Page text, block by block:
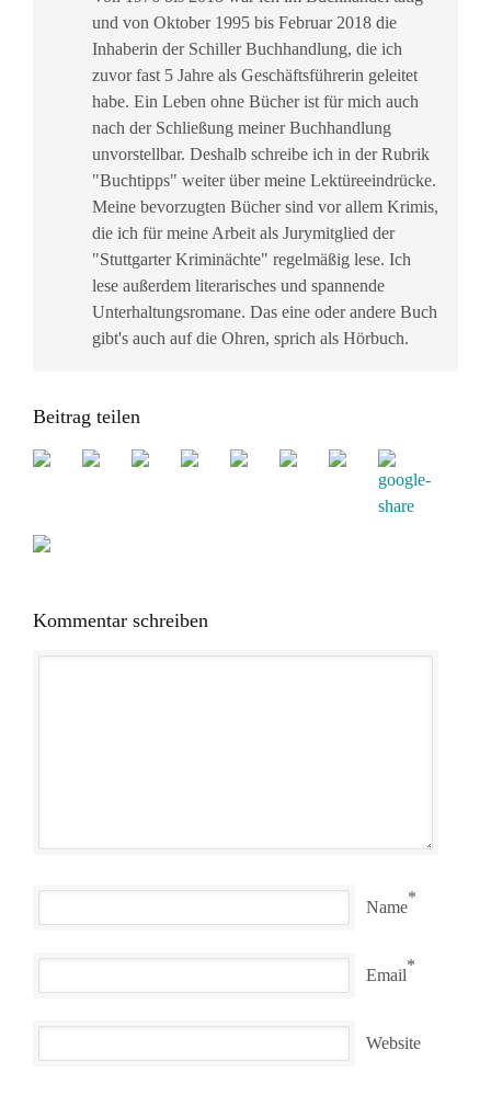
und von Oktober 1995 bis Februar 2018 die
Inhaberin der Schiller Buchhandlung, die ich
zuvor fast 5 Jahre als Geschäftsführerin geleitet
habe. Ein Leben ohne Bücher ist für mich auch
nach der Schließung meiner Buchhandlung
unvorstellbar. Deshalb schreibe ich in der Rubrik
"Buchtipps" weiter über meine Lektüreeindrücke.
Meine bevorzugten Bücher sind vor allem Krimis,
die ich für meine Arbeit als Jurymitglied der
"Stuttgarter Kriminächte" regelmäßig lese. Ich
lese außerdem literarisches und spannende
Unterhaltungsromane. Das eine oder andere Buch
gibt's auch auf die Ohren, sprich als Hörbuch.
Beitrag teilen
Kommentar schreiben
Name
*
Email
*
Website